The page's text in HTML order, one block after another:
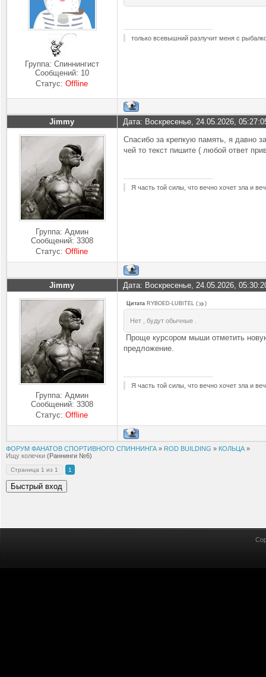
Группа: Спиннингист
Сообщений: 10
Статус:Offline
только всевышний разлучит меня с
Jimmy Дата: Воскресенье, 24.05.2026,
Группа: Админ
Сообщений: 3308
Статус:Offline
Спасибо за крепкую память, я давно
чей то текст пишите ( любой ответ
Я часть той силы, что вечно хочет зла и
Jimmy Дата: Воскресенье, 24.05.2026,
Группа: Админ
Сообщений: 3308
Статус:Offline
Цитата RYBOED-LUBITEL ( )
Нет , будут обычные .
Проще курсором мыши отметить
предложение.
Я часть той силы, что вечно хочет зла и
ФОРУМ ФАНАТОВ СПОРТИВНОГО СПИННИНГА » ROD BUILDING » КОЛЬЦА »
Ищу колечки (Раннинги №6)
Страница 1 из 1 1